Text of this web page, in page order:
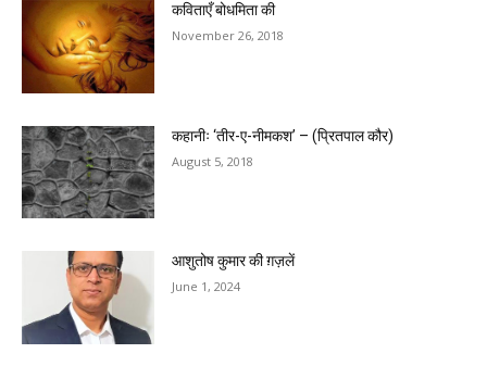
कविताएँ बोधमिता की
November 26, 2018
कहानीः ‘तीर-ए-नीमकश’ – (प्रितपाल कौर)
August 5, 2018
आशुतोष कुमार की ग़ज़लें
June 1, 2024